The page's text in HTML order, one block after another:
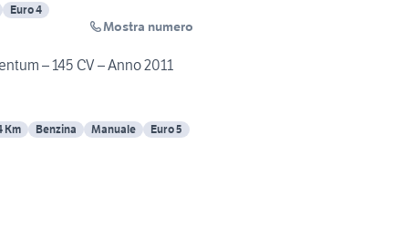
Euro 4
Mostra numero
– 145 CV – Anno 2011
Km Benzina Manuale Euro 5